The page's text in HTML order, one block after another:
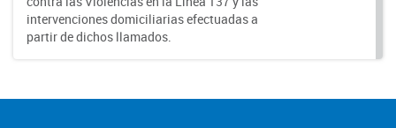
intervenciones domiciliarias efectuadas a
partir de dichos llamados.